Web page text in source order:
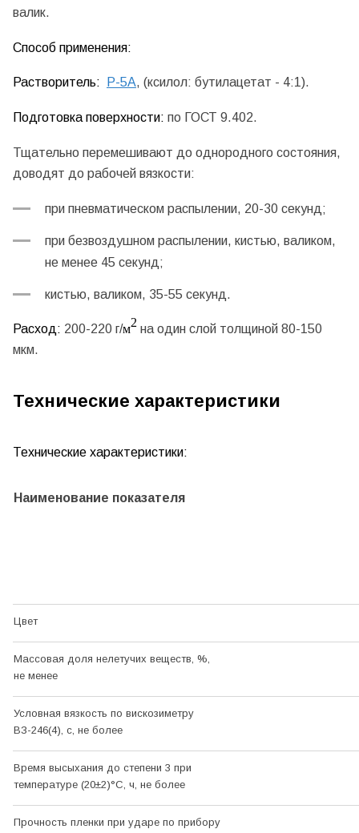
валик.
Способ применения:
Растворитель: Р-5А, (ксилол: бутилацетат - 4:1).
Подготовка поверхности: по ГОСТ 9.402.
Тщательно перемешивают до однородного состояния,
доводят до рабочей вязкости:
при пневматическом распылении, 20-30 секунд;
при безвоздушном распылении, кистью, валиком,
не менее 45 секунд;
кистью, валиком, 35-55 секунд.
Расход: 200-220 г/м2 на один слой толщиной 80-150
мкм.
Технические характеристики
Технические характеристики:
Наименование показателя
Цвет
Массовая доля нелетучих веществ, %,
не менее
Условная вязкость по вискозиметру
ВЗ-246(4), с, не более
Время высыхания до степени 3 при
температуре (20±2)°С, ч, не более
Прочность пленки при ударе по прибору